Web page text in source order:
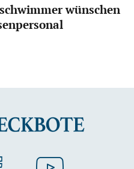
wünschen